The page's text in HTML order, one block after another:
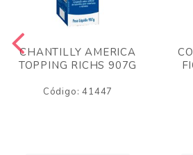
CHANTILLY AMERICA
TOPPING RICHS 907G
Código: 41447